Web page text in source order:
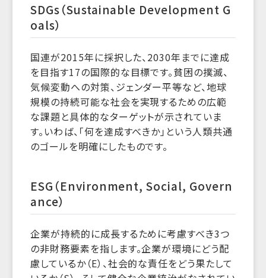
SDGs（Sustainable Development G
oals）
国連が2015年に採択した、2030年までに達成
を目指す17の国際的な目標です。貧困の撲滅、
気候変動への対策、ジェンダー平等など、地球
規模の持続可能な社会を実現するための広範
な課題と具体的なターゲットが示されていま
す。いわば、「何を達成すべきか」という人類共通
のゴールを明確にしたものです。
ESG（Environment, Social, Govern
ance）
企業が持続的に成長するために考慮すべき3つ
の非財務要素を指します。企業が環境にどう配
慮しているか（E）、社会的な責任をどう果たして